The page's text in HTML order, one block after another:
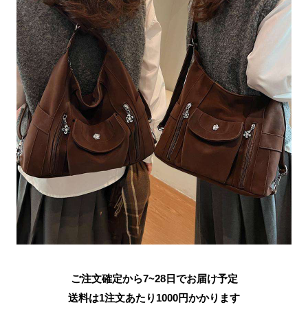
ご注文確定から7~28日でお届け予定
送料は1注文あたり 1000円かかります